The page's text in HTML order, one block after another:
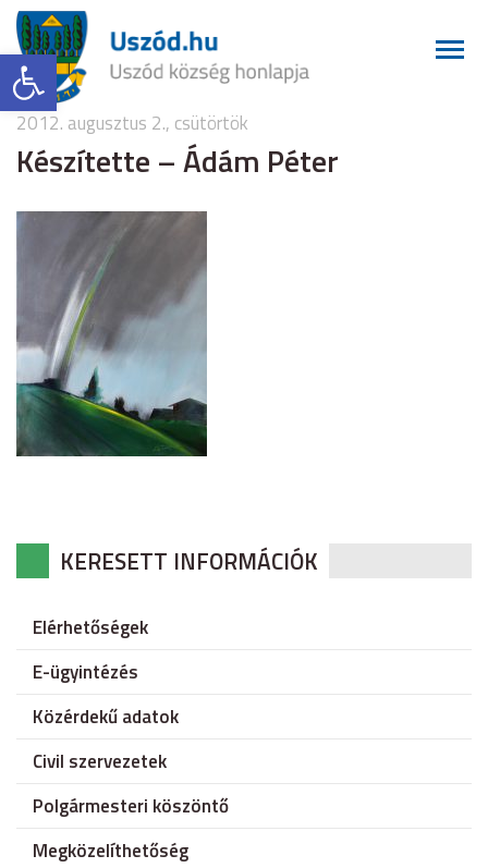
Eszköztár megnyitása
2012. augusztus 2., csütörtök
Készítette – Ádám Péter
KERESETT INFORMÁCIÓK
Elérhetőségek
E-ügyintézés
Közérdekű adatok
Civil szervezetek
Polgármesteri köszöntő
Megközelíthetőség